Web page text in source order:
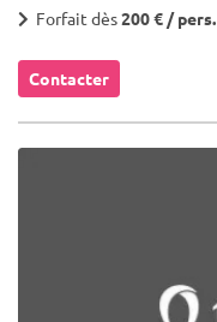
Forfait dès200 € / pers.
Contacter